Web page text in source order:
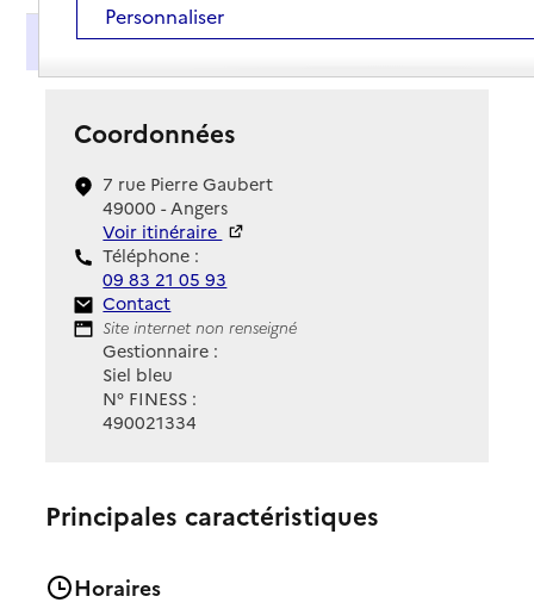
Présentation
Coordonnées
7 rue Pierre Gaubert
49000 - Angers
Voir itinéraire
Téléphone :
09 83 21 05 93
Contact
Contact
Site Internet
Site internet non renseigné
Gestionnaire :
Siel bleu
N° FINESS :
490021334
Principales caractéristiques
Horaires
Personnaliser